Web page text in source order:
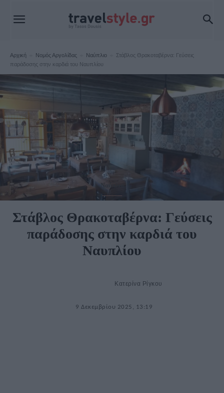
Αρχική Νομός Αργολίδας Ναύπλιο
Στάβλος Θρακοταβέρνα: Γεύσεις
παράδοσης στην καρδιά του Ναυπλίου
Στάβλος Θρακοταβέρνα: Γεύσεις
παράδοσης στην καρδιά του
Ναυπλίου
Κατερίνα Ρίγκου
9 Δεκεμβρίου 2025, 13:19